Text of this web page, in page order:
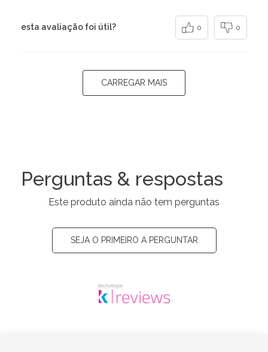
esta avaliação foi útil? 0 0
CARREGAR MAIS
Perguntas & respostas
Este produto ainda não tem perguntas
SEJA O PRIMEIRO A PERGUNTAR